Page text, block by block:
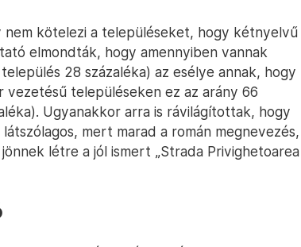
kötelezi a településeket, hogy kétnyelvű
elmondták, hogy amennyiben vannak
28 százaléka) az esélye annak, hogy
településeken ez az arány 66
Ugyanakkor arra is rávilágítottak, hogy
mert marad a román megnevezés,
létre a jól ismert „Strada Privighetoarea